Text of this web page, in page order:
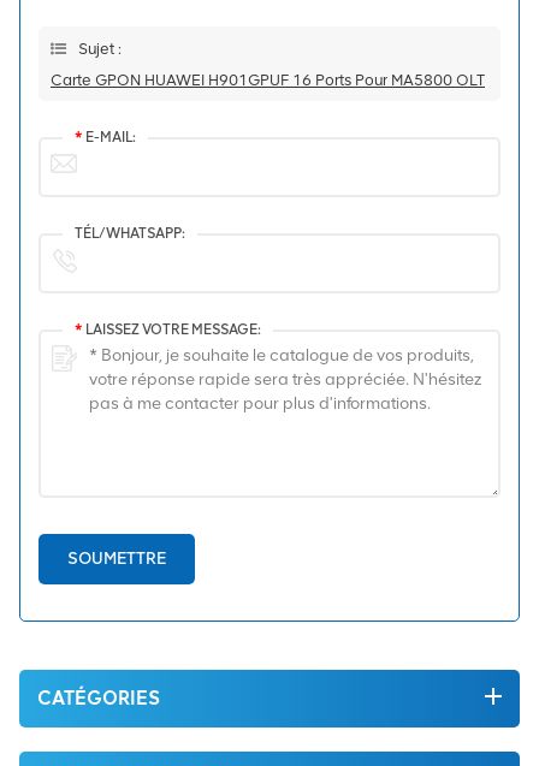
Sujet :
Carte GPON HUAWEI H901GPUF 16 Ports Pour MA5800 OLT
* E-MAIL:
TÉL/WHATSAPP:
* LAISSEZ VOTRE MESSAGE:
SOUMETTRE
CATÉGORIES